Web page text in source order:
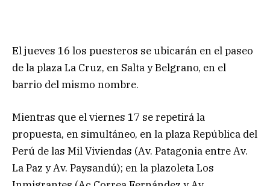
El jueves 16 los puesteros se ubicarán en el paseo
de la plaza La Cruz, en Salta y Belgrano, en el
barrio del mismo nombre.
Mientras que el viernes 17 se repetirá la
propuesta, en simultáneo, en la plaza República del
Perú de las Mil Viviendas (Av. Patagonia entre Av.
La Paz y Av. Paysandú); en la plazoleta Los